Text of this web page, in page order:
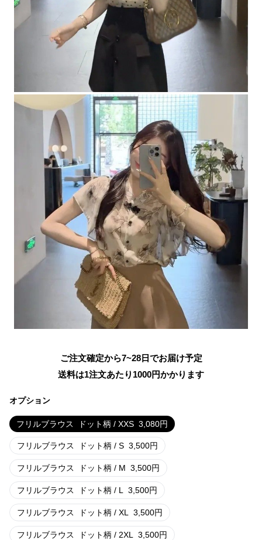
ご注文確定から7~28日でお届け予定
送料は1注文あたり 1000円かかります
オプション
フリルブラウス ドット柄 / XXS 3,080円
フリルブラウス ドット柄 / S 3,500円
フリルブラウス ドット柄 / M 3,500円
フリルブラウス ドット柄 / L 3,500円
フリルブラウス ドット柄 / XL 3,500円
フリルブラウス ドット柄 / 2XL 3,500円